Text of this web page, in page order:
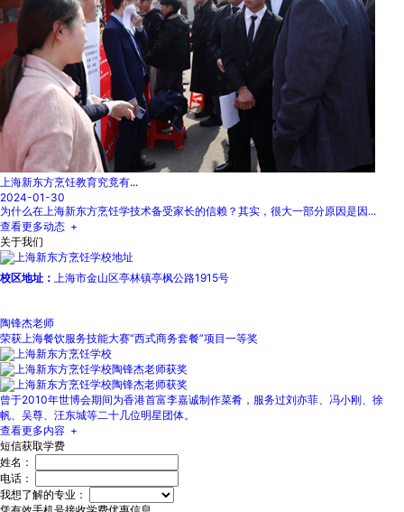
上海新东方烹饪教育究竟有...
2024-01-30
为什么在上海新东方烹饪学技术备受家长的信赖？其实，很大一部分原因是因...
查看更多动态 +
关于我们
校区地址： 上海市金山区亭林镇亭枫公路1915号
陶锋杰老师
荣获上海餐饮服务技能大赛“西式商务套餐”项目一等奖
曾于2010年世博会期间为香港首富李嘉诚制作菜肴，服务过刘亦菲、冯小刚、徐
帆、吴尊、汪东城等二十几位明星团体。
查看更多内容 +
短信获取学费
姓名：
电话：
我想了解的专业：